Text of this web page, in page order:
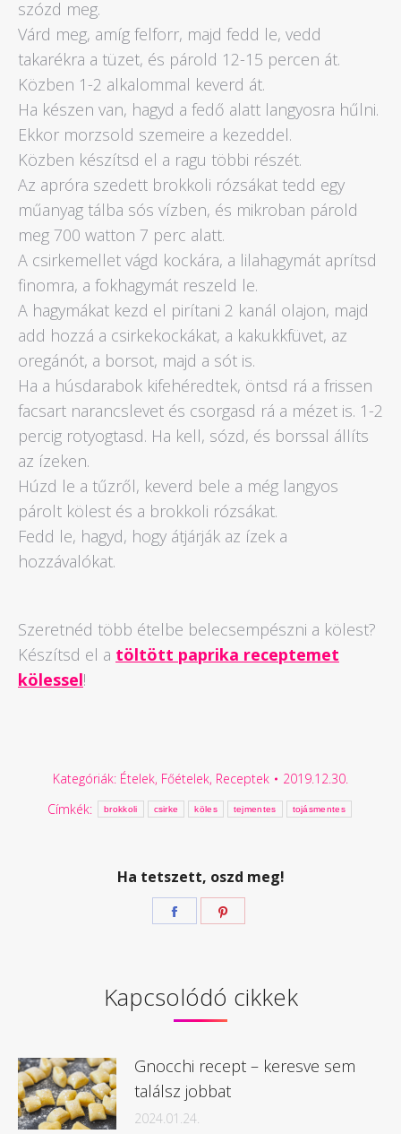
szózd meg.
Várd meg, amíg felforr, majd fedd le, vedd
takarékra a tüzet, és párold 12-15 percen át.
Közben 1-2 alkalommal keverd át.
Ha készen van, hagyd a fedő alatt langyosra hűlni.
Ekkor morzsold szemeire a kezeddel.
Közben készítsd el a ragu többi részét.
Az apróra szedett brokkoli rózsákat tedd egy
műanyag tálba sós vízben, és mikroban párold
meg 700 watton 7 perc alatt.
A csirkemellet vágd kockára, a lilahagymát aprítsd
finomra, a fokhagymát reszeld le.
A hagymákat kezd el pirítani 2 kanál olajon, majd
add hozzá a csirkekockákat, a kakukkfüvet, az
oregánót, a borsot, majd a sót is.
Ha a húsdarabok kifehéredtek, öntsd rá a frissen
facsart narancslevet és csorgasd rá a mézet is. 1-2
percig rotyogtasd. Ha kell, sózd, és borssal állíts
az ízeken.
Húzd le a tűzről, keverd bele a még langyos
párolt kölest és a brokkoli rózsákat.
Fedd le, hagyd, hogy átjárják az ízek a
hozzávalókat.
Szeretnéd több ételbe belecsempészni a kölest?
Készítsd el a töltött paprika receptemet
kölessel!
Kategóriák: Ételek, Főételek, Receptek
2019.12.30.
Címkék:
brokkoli csirke köles tejmentes tojásmentes
Ha tetszett, oszd meg!
Megosztás
Kapcsolódó cikkek
Gnocchi recept – keresve sem
találsz jobbat
2024.01.24.